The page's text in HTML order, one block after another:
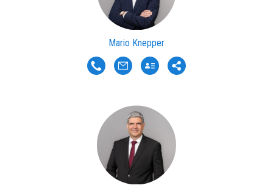
Mario Knepper